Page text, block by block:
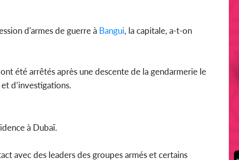
d'armes de guerre à Bangui, la capitale, a-t-on
été arrêtés après une descente de la gendarmerie le
d’investigations.
à Dubaï.
avec des leaders des groupes armés et certains